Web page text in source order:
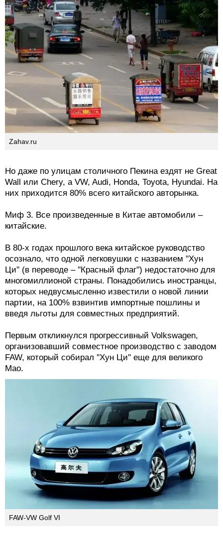
Миф 2. Китайцы – патриоты своих автомобилей.
Те, кто побывал в Китае, диву даются – кругом
иномарки! Вот уже ни один год соблазняя
иностранцев машинами по демпинговым ценам
(особенно хорошо это "прокатывает" в России), сами
китайцы на них не ездят. С многочисленными
провинциями все ясно – там до сих пор
передвигаются на древних трехколесных грузовиках
и мотороллерах со скрипучими деревянными
кабинами.
Zahav.ru
Но даже по улицам столичного Пекина ездят не Great
Wall или Chery, а VW, Audi, Honda, Toyota, Hyundai. На
Миф 3. Все произведенные в Китае автомобили –
китайские.
Ци'' (в переводе – ''Красный флаг'') недостаточно для
многомиллионой страны. Понадобились иностранцы,
которых недвусмысленно известили о новой линии
партии, на 100% взвинтив импортные пошлины и
введя льготы для совместных предприятий.
Первым откликнулся прогрессивный Volkswagen,
организовавший совместное производство с заводом
FAW, который собирал ''Хун Ци'' еще для великого